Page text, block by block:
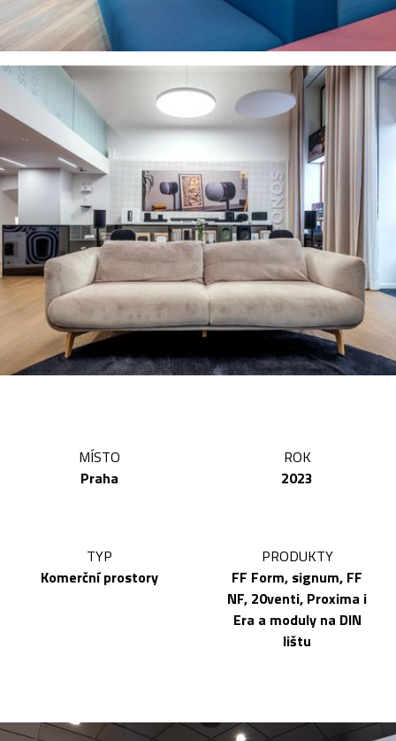
MÍSTO
Praha
ROK
2023
TYP
Komerční prostory
PRODUKTY
FF Form, signum, FF
NF, 20venti, Proxima i
Era a moduly na DIN
lištu